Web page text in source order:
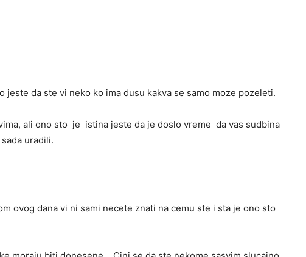
jeste da ste vi neko ko ima dusu kakva se samo moze pozeleti.
ali ono sto je istina jeste da je doslo vreme da vas sudbina
uradili.
ovog dana vi ni sami necete znati na cemu ste i sta je ono sto